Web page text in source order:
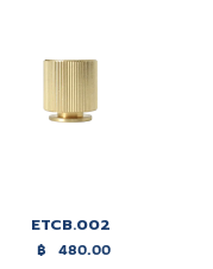
ETCB.002
฿ 480.00